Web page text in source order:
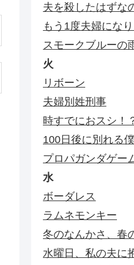
夫を殺したはずな
もう1度夫婦にな
スモークブルーの
火
リボーン
夫婦別姓刑事
時すでにおスシ！
100日後に別れる
プロパガンダゲー
水
ボーダレス
ラムネモンキー
冬のなんかさ、春
水曜日、私の夫に